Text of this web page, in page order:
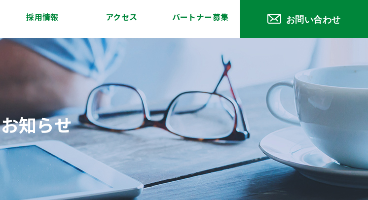
採用情報 アクセス パートナー募集 お問い合わせ
お知らせ